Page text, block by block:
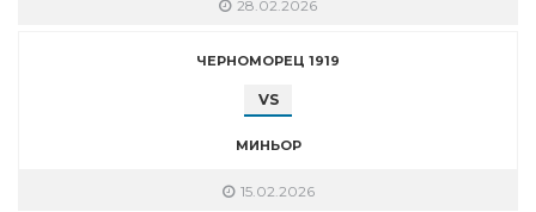
28.02.2026
ЧЕРНОМОРЕЦ 1919
VS
МИНЬОР
15.02.2026